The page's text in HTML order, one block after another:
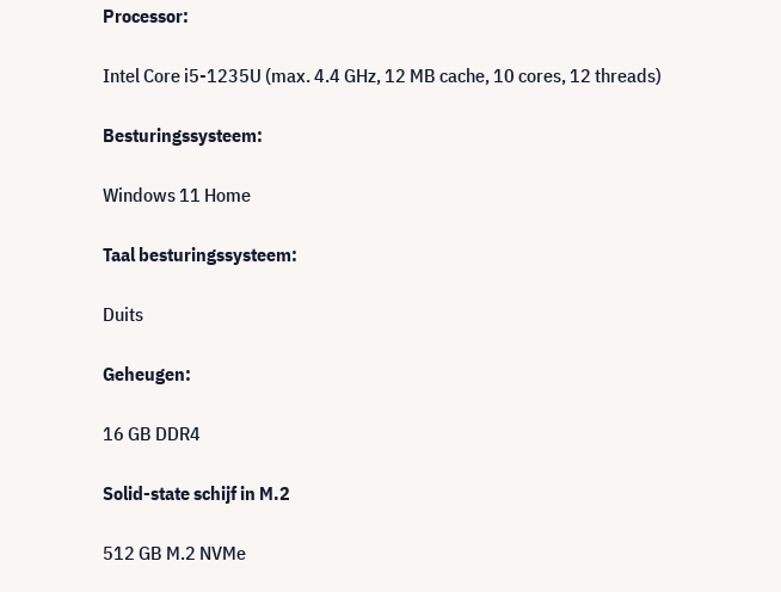
Processor:
Intel Core i5-1235U (max. 4.4 GHz, 12 MB cache, 10 cores, 12 threads)
Besturingssysteem:
Windows 11 Home
Taal besturingssysteem:
Duits
Geheugen:
16 GB DDR4
Solid-state schijf in M.2
512 GB M.2 NVMe